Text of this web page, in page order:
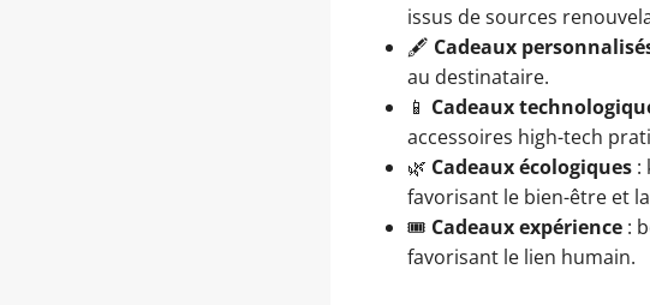
issus de sources
🖋️ Cadeaux
au destinataire.
📱 Cadeaux
accessoires high-tech
🌿 Cadeaux écologiques :
favorisant le bien-être et
🎟️ Cadeaux expérience :
favorisant le lien humain.